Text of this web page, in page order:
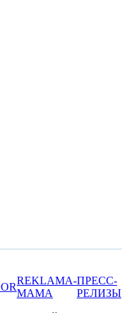
REKLAMA-
MAMA
ПРЕСС-
РЕЛИЗЫ